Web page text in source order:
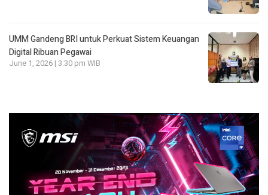
UMM Gandeng BRI untuk Perkuat Sistem Keuangan
Digital Ribuan Pegawai
June 1, 2026 | 3:30 pm WIB